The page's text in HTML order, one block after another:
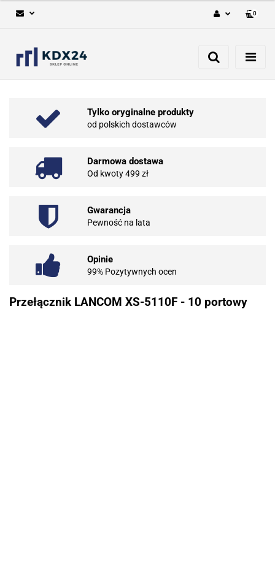
Zarejestruj się
0
Tylko oryginalne produkty
od polskich dostawców
Darmowa dostawa
Od kwoty 499 zł
Gwarancja
Pewność na lata
Opinie
99% Pozytywnych ocen
Przełącznik LANCOM XS-5110F - 10 portowy